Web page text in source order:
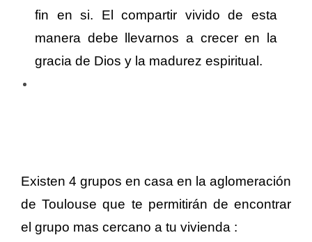
fin en si. El compartir vivido de esta
manera debe llevarnos a crecer en la
gracia de Dios y la madurez espiritual.
Existen 4 grupos en casa en la aglomeración
de Toulouse que te permitirán de encontrar
el grupo mas cercano a tu vivienda :